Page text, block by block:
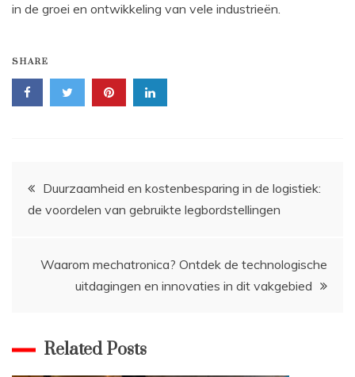
in de groei en ontwikkeling van vele industrieën.
SHARE
Bericht
navigatie
Duurzaamheid en kostenbesparing in de logistiek:
de voordelen van gebruikte legbordstellingen
Waarom mechatronica? Ontdek de technologische
uitdagingen en innovaties in dit vakgebied
Related Posts